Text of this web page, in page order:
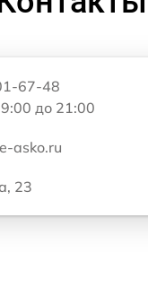
67-48
до 21:00
asko.ru
23